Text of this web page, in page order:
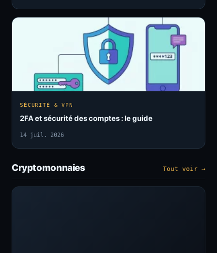
SÉCURITÉ & VPN
2FA et sécurité des comptes : le guide
14 juil. 2026
Cryptomonnaies Tout voir →